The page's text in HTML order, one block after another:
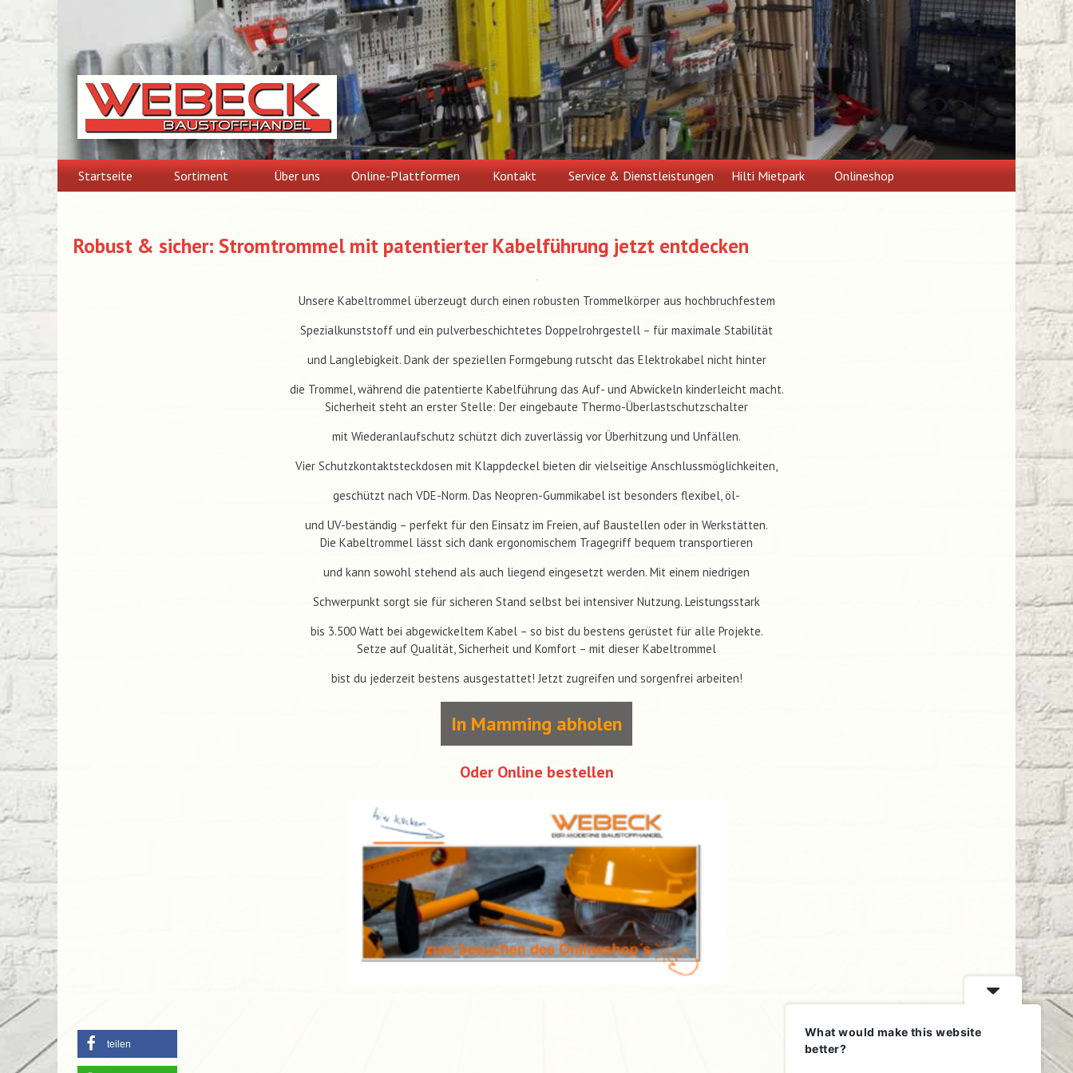
to
content
Startseite Sortiment Über uns Online-Plattformen Kontakt Service & Dienstleistungen Hilti Mietpark Onlineshop
Robust & sicher: Stromtrommel mit patentierter Kabelführung jetzt entdecken
Unsere Kabeltrommel überzeugt durch einen robusten Trommelkörper aus hochbruchfestem
Spezialkunststoff und ein pulverbeschichtetes Doppelrohrgestell – für maximale Stabilität
und Langlebigkeit. Dank der speziellen Formgebung rutscht das Elektrokabel nicht hinter
die Trommel, während die patentierte Kabelführung das Auf- und Abwickeln kinderleicht macht.
Sicherheit steht an erster Stelle: Der eingebaute Thermo-Überlastschutzschalter
mit Wiederanlaufschutz schützt dich zuverlässig vor Überhitzung und Unfällen.
Vier Schutzkontaktsteckdosen mit Klappdeckel bieten dir vielseitige Anschlussmöglichkeiten,
geschützt nach VDE-Norm. Das Neopren-Gummikabel ist besonders flexibel, öl-
und UV-beständig – perfekt für den Einsatz im Freien, auf Baustellen oder in Werkstätten.
Die Kabeltrommel lässt sich dank ergonomischem Tragegriff bequem transportieren
und kann sowohl stehend als auch liegend eingesetzt werden. Mit einem niedrigen
Schwerpunkt sorgt sie für sicheren Stand selbst bei intensiver Nutzung. Leistungsstark
bis 3.500 Watt bei abgewickeltem Kabel – so bist du bestens gerüstet für alle Projekte.
Setze auf Qualität, Sicherheit und Komfort – mit dieser Kabeltrommel
bist du jederzeit bestens ausgestattet! Jetzt zugreifen und sorgenfrei arbeiten!
In Mamming abholen
Oder Online bestellen
teilen
What would make this website
better?